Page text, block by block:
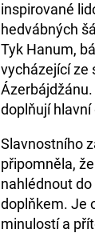
inspirované
hedvábných
Tyk Hanum,
vycházející ze
doplňují
Slavnostního
připomněla,
nahlédnout
doplňkem. Je
minulostí a